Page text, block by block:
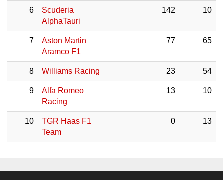
6
Scuderia
AlphaTauri
142 10
7
Aston Martin
Aramco F1
77 65
8 Williams Racing 23 54
9
Alfa Romeo
Racing
13 10
10
TGR Haas F1
Team
0 13